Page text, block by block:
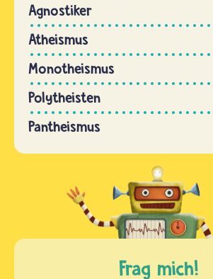
Agnostiker
Atheismus
Monotheismus
Polytheisten
Pantheismus
Frag mich!